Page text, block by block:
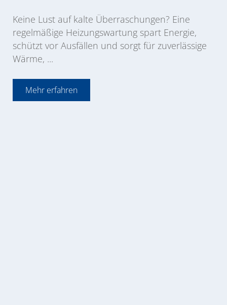
Keine Lust auf kalte Überraschungen? Eine
regelmäßige Heizungswartung spart Energie,
schützt vor Ausfällen und sorgt für zuverlässige
Wärme, ...
Mehr erfahren